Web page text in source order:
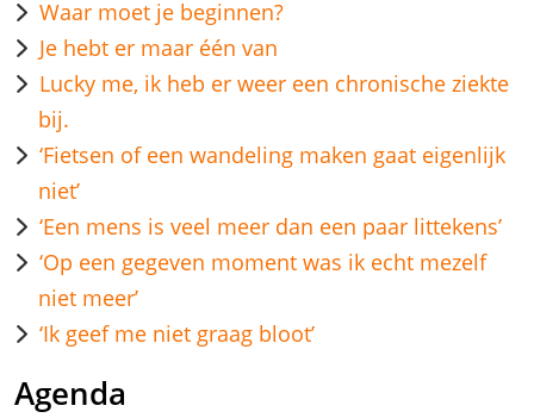
Waar moet je beginnen?
Je hebt er maar één van
Lucky me, ik heb er weer een chronische ziekte
bij.
‘Fietsen of een wandeling maken gaat eigenlijk
niet’
‘Een mens is veel meer dan een paar littekens’
‘Op een gegeven moment was ik echt mezelf
niet meer’
‘Ik geef me niet graag bloot’
Agenda